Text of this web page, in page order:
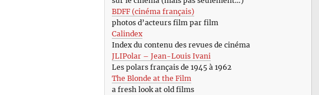
BDFF (cinéma français)
photos d’acteurs film par film
Calindex
Index du contenu des revues de cinéma
JLIPolar – Jean-Louis Ivani
Les polars français de 1945 à 1962
The Blonde at the Film
a fresh look at old films